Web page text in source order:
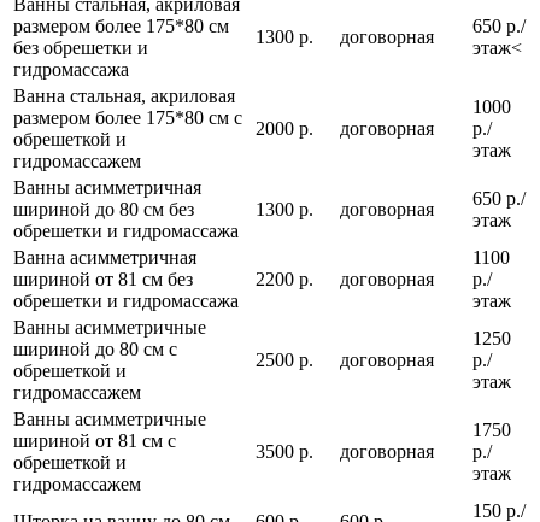
Ванны стальная, акриловая
размером более 175*80 см
без обрешетки и
гидромассажа
1300 р. договорная
650 р./
этаж<
Ванна стальная, акриловая
размером более 175*80 см с
обрешеткой и
гидромассажем
2000 р. договорная
1000
р./
этаж
Ванны асимметричная
шириной до 80 см без
обрешетки и гидромассажа
1300 р. договорная
650 р./
этаж
Ванна асимметричная
шириной от 81 см без
обрешетки и гидромассажа
2200 р. договорная
1100
р./
этаж
Ванны асимметричные
шириной до 80 см с
обрешеткой и
гидромассажем
2500 р. договорная
1250
р./
этаж
Ванны асимметричные
шириной от 81 см с
обрешеткой и
гидромассажем
3500 р. договорная
1750
р./
этаж
150 р./